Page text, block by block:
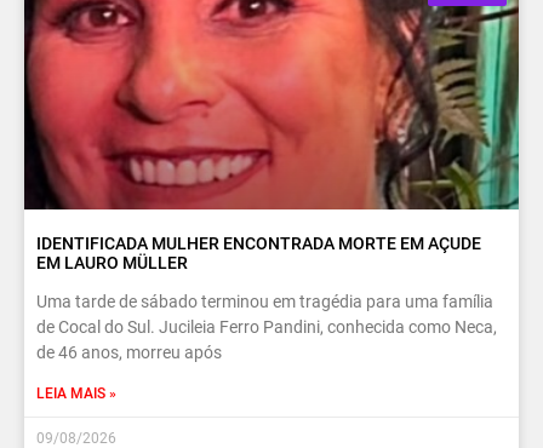
IDENTIFICADA MULHER ENCONTRADA MORTE EM AÇUDE
EM LAURO MÜLLER
Uma tarde de sábado terminou em tragédia para uma família
de Cocal do Sul. Jucileia Ferro Pandini, conhecida como Neca,
de 46 anos, morreu após
LEIA MAIS »
09/08/2026